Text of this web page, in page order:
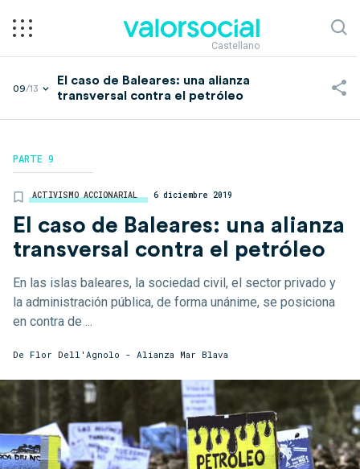
Castellano
09/13
El caso de Baleares: una alianza
transversal contra el petróleo
PARTE 9
ACTIVISMO ACCIONARIAL 6 diciembre 2019
El caso de Baleares: una alianza
transversal contra el petróleo
En las islas baleares, la sociedad civil, el sector privado y
la administración pública, de forma unánime, se posiciona
en contra de ...
De Flor Dell'Agnolo - Alianza Mar Blava